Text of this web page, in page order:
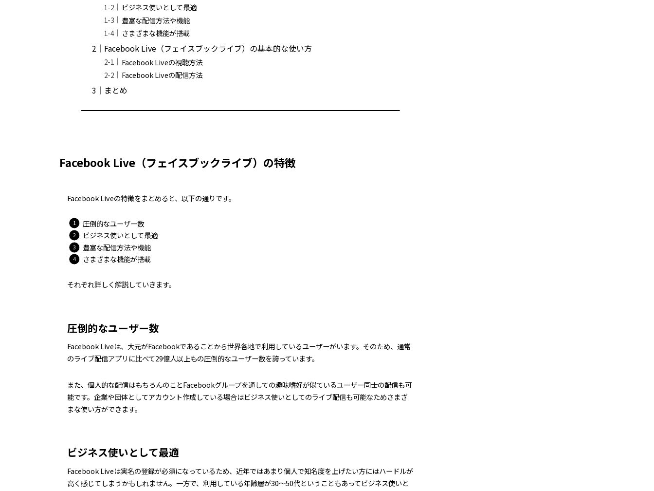
ビジネス使いとして最適
豊富な配信方法や機能
さまざまな機能が搭載
Facebook Live（フェイスブックライブ）の基本的な使い方
Facebook Liveの視聴方法
Facebook Liveの配信方法
まとめ
Facebook Live（フェイスブックライブ）の特徴
Facebook Liveの特徴をまとめると、以下の通りです。
圧倒的なユーザー数
ビジネス使いとして最適
豊富な配信方法や機能
さまざまな機能が搭載
それぞれ詳しく解説していきます。
圧倒的なユーザー数
Facebook Liveは、大元がFacebookであることから世界各地で利用しているユーザーがいます。そのため、通常
のライブ配信アプリに比べて29億人以上もの圧倒的なユーザー数を誇っています。
また、個人的な配信はもちろんのことFacebookグループを通しての趣味嗜好が似ているユーザー同士の配信も可
能です。企業や団体としてアカウント作成している場合はビジネス使いとしてのライブ配信も可能なためさまざ
まな使い方ができます。
ビジネス使いとして最適
Facebook Liveは実名の登録が必須になっているため、近年ではあまり個人で知名度を上げたい方にはハードルが
高く感じてしまうかもしれません。一方で、利用している年齢層が30～50代ということもあってビジネス使いと